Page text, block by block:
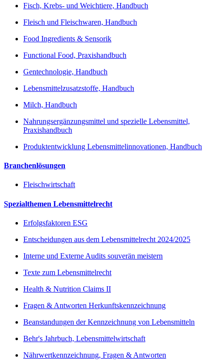
Fisch, Krebs- und Weichtiere, Handbuch
Fleisch und Fleischwaren, Handbuch
Food Ingredients & Sensorik
Functional Food, Praxishandbuch
Gentechnologie, Handbuch
Lebensmittelzusatzstoffe, Handbuch
Milch, Handbuch
Nahrungsergänzungsmittel und spezielle Lebensmittel,
Praxishandbuch
Produktentwicklung Lebensmittelinnovationen, Handbuch
Branchenlösungen
Fleischwirtschaft
Spezialthemen Lebensmittelrecht
Erfolgsfaktoren ESG
Entscheidungen aus dem Lebensmittelrecht 2024/2025
Interne und Externe Audits souverän meistern
Texte zum Lebensmittelrecht
Health & Nutrition Claims II
Fragen & Antworten Herkunftskennzeichnung
Beanstandungen der Kennzeichnung von Lebensmitteln
Behr's Jahrbuch, Lebensmittelwirtschaft
Nährwertkennzeichnung, Fragen & Antworten